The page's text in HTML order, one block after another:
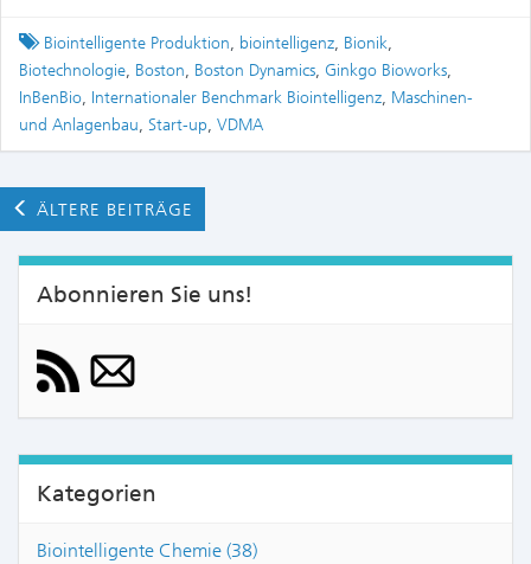
Tagged
Biointelligente Produktion, biointelligenz, Bionik,
Biotechnologie, Boston, Boston Dynamics, Ginkgo Bioworks,
InBenBio, Internationaler Benchmark Biointelligenz, Maschinen-
und Anlagenbau, Start-up, VDMA
ÄLTERE BEITRÄGE
Abonnieren Sie uns!
Kategorien
Biointelligente Chemie (38)